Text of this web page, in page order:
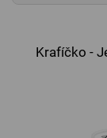
Krafíčko -